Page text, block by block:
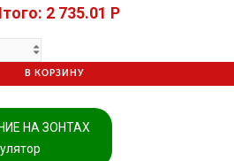
2 735.01 P
В КОРЗИНУ
НА ЗОНТАХ